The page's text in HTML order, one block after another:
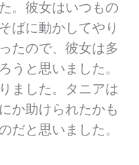
。彼女はいつもの
ばに動かしてやり
たので、彼女は多
うと思いました。
ました。タニアは
か助けられたかも
だと思いました。